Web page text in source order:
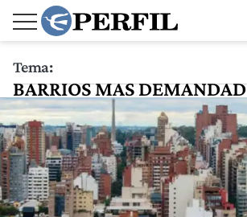
Tema:
BARRIOS MAS
CORDOBA